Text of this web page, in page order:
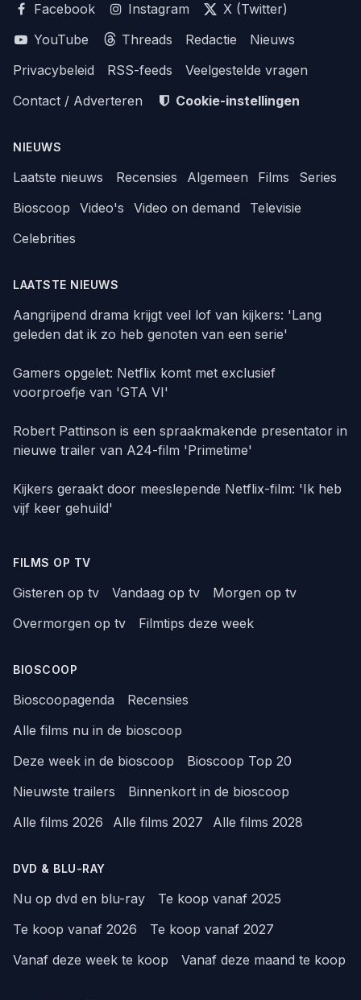
Facebook
Instagram
X (Twitter)
YouTube
Threads Redactie
Nieuws
Privacybeleid
RSS-feeds
Veelgestelde vragen
Contact / Adverteren
Cookie-instellingen
NIEUWS
Laatste nieuws Recensies Algemeen Films
Series
Bioscoop
Video's Video on demand
Televisie
Celebrities
LAATSTE NIEUWS
Aangrijpend drama krijgt veel lof van kijkers: 'Lang
geleden dat ik zo heb genoten van een serie'
Gamers opgelet: Netflix komt met exclusief
voorproefje van 'GTA VI'
Robert Pattinson is een spraakmakende presentator in
nieuwe trailer van A24-film 'Primetime'
Kijkers geraakt door meeslepende Netflix-film: 'Ik heb
vijf keer gehuild'
FILMS OP TV
Gisteren op tv Vandaag op tv
Morgen op tv
Overmorgen op tv
Filmtips deze week
BIOSCOOP
Bioscoopagenda
Recensies
Alle films nu in de bioscoop
Deze week in de bioscoop
Bioscoop Top 20
Nieuwste trailers
Binnenkort in de bioscoop
Alle films 2026
Alle films 2027 Alle films 2028
DVD & BLU-RAY
Nu op dvd en blu-ray
Te koop vanaf 2025
Te koop vanaf 2026
Te koop vanaf 2027
Vanaf deze week te koop
Vanaf deze maand te koop